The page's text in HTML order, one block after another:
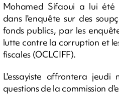
Mohamed Sifaoui a lui été
dans l'enquête sur des
fonds publics, par les
lutte contre la corruption et
fiscales (OCLCIFF).
L'essayiste affrontera
questions de la commission